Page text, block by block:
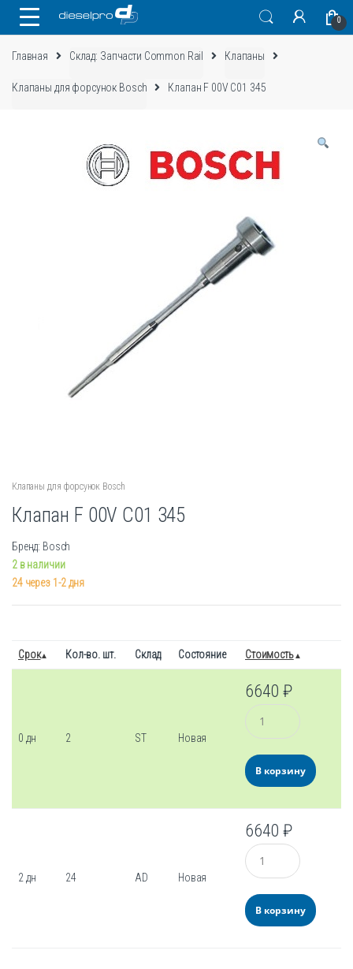
0
Главная Склад: Запчасти Common Rail Клапаны
Клапаны для форсунок Bosch Клапан F 00V C01 345
Клапаны для форсунок Bosch
Клапан F 00V C01 345
Бренд: Bosch
2 в наличии
24 через 1-2 дня
Срок Кол-во. шт. Склад Состояние Стоимость
0 дн 2 ST Новая
6640₽
Количество
В корзину
2 дн 24 AD Новая
6640₽
Количество
В корзину